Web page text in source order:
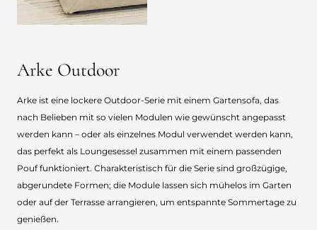
Arke Outdoor
Arke ist eine lockere Outdoor-Serie mit einem Gartensofa, das
nach Belieben mit so vielen Modulen wie gewünscht angepasst
werden kann – oder als einzelnes Modul verwendet werden kann,
das perfekt als Loungesessel zusammen mit einem passenden
Pouf funktioniert. Charakteristisch für die Serie sind großzügige,
abgerundete Formen; die Module lassen sich mühelos im Garten
oder auf der Terrasse arrangieren, um entspannte Sommertage zu
genießen.